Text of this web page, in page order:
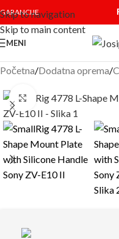
Skip to navigation
Skip to main content
GARANCIJE
MENI
Početna/Dodatna oprema/
Click to enlarge